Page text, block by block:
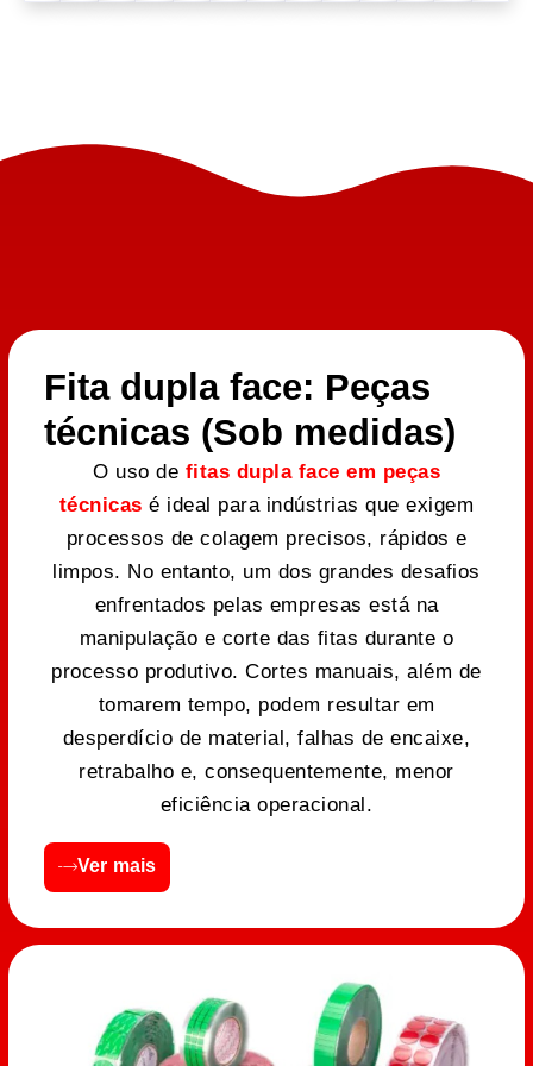
Fita dupla face: Peças
técnicas (Sob medidas)
O uso de fitas dupla face em peças
técnicas é ideal para indústrias que exigem
processos de colagem precisos, rápidos e
limpos. No entanto, um dos grandes desafios
enfrentados pelas empresas está na
manipulação e corte das fitas durante o
processo produtivo. Cortes manuais, além de
tomarem tempo, podem resultar em
desperdício de material, falhas de encaixe,
retrabalho e, consequentemente, menor
eficiência operacional.
Ver mais